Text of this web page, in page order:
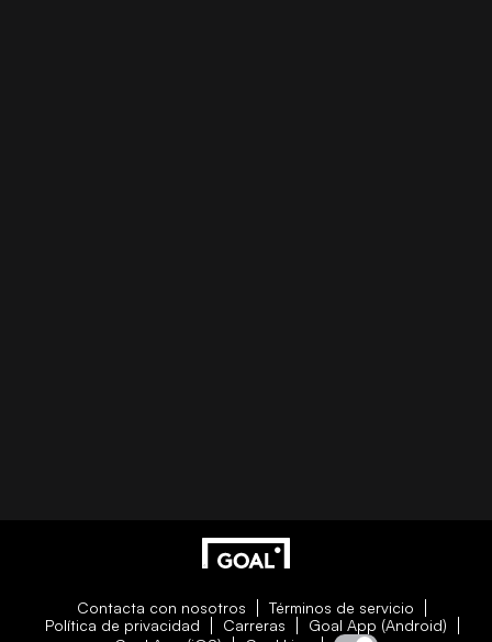
Contacta con nosotros
Términos de servicio
Política de privacidad
Carreras
Goal App (Android)